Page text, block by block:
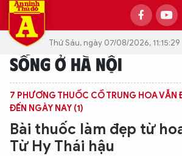
Thứ Sáu, ngày 07/08/2026, 11:15:29
SỐNG Ở HÀ NỘI
7 PHƯƠNG THUỐC CỔ TRUNG HOA VẪN
ĐẾN NGÀY NAY (1)
Bài thuốc làm đẹp từ
Từ Hy Thái hậu